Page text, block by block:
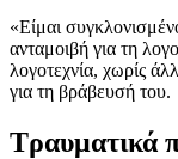
«Είμαι
ανταμοιβή για τη
λογοτεχνία, χωρίς
για τη βράβευσή του.
Τραυματικά